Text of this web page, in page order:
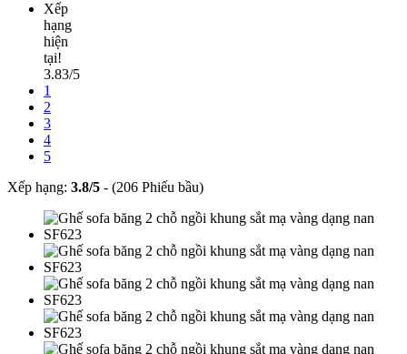
Xếp
hạng
hiện
tại!
3.83/5
1
2
3
4
5
Xếp hạng: 3.8/5 - (206 Phiếu bầu)